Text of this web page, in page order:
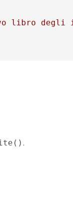
libro degli
.